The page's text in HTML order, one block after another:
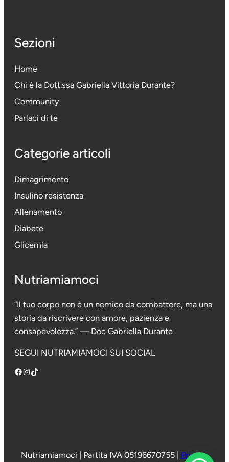
Sezioni
Home
Chi è la Dott.ssa Gabriella Vittoria Durante?
Community
Parlaci di te
Categorie articoli
Dimagrimento
Insulino resistenza
Allenamento
Diabete
Glicemia
Nutriamiamoci
“Il tuo corpo non è un nemico da combattere, ma una
storia da riscrivere con amore, pazienza e
consapevolezza.” — Doc Gabriella Durante
SEGUI NUTRIAMIAMOCI SUI SOCIAL
Facebook InstagramTikTok
Nutriamiamoci Partita IVA 05196670755 | Privacy